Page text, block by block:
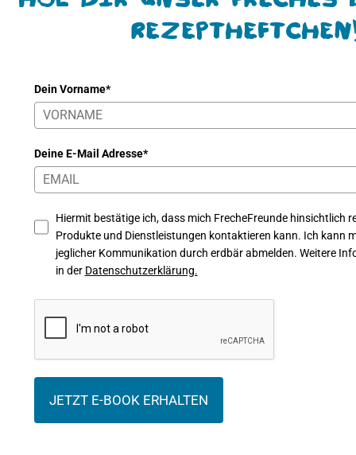
Dein Vorname*
Deine E-Mail Adresse*
Hiermit bestätige ich, dass mich FrecheFreunde hinsichtlich
Produkte und Dienstleistungen kontaktieren kann. Ich kann
jeglicher Kommunikation durch erdbär abmelden. Weitere
in der Datenschutzerklärung.
JETZT E-BOOK ERHALTEN